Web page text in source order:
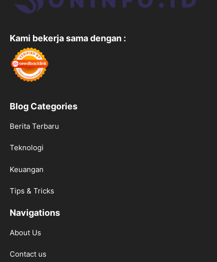
Kami bekerja sama dengan :
Blog Categories
Berita Terbaru
Teknologi
Keuangan
Tips & Tricks
Navigations
About Us
Contact us